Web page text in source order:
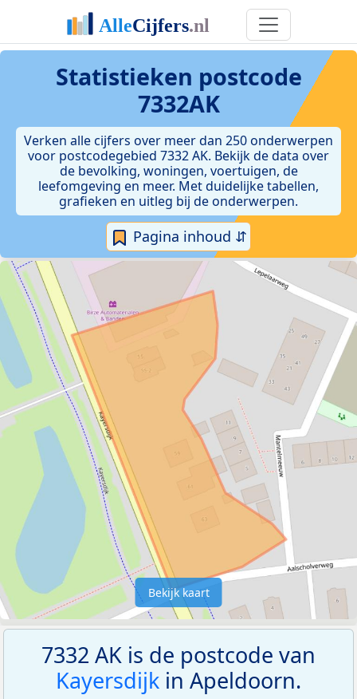
Statistieken postcode
7332AK
Verken alle cijfers over meer dan 250 onderwerpen
voor postcodegebied 7332 AK. Bekijk de data over
de bevolking, woningen, voertuigen, de
leefomgeving en meer. Met duidelijke tabellen,
grafieken en uitleg bij de onderwerpen.
Pagina inhoud ⇵
Bekijk kaart
7332 AK is de postcode van
Kayersdijk in Apeldoorn.